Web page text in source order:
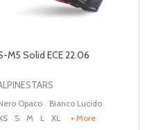
D Blu Matt
M5 Solid ECE 22.06
Opaco
Bianco Lucido
S M L XL + More